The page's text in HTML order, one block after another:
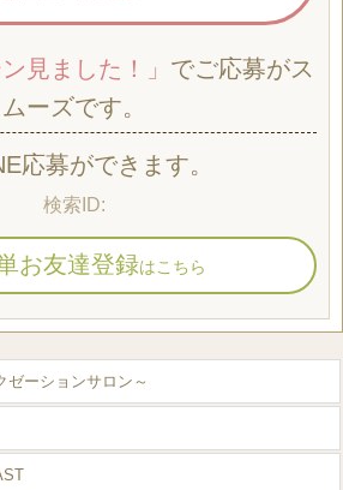
見ました！」 でご応募がス
ムーズです。
応募ができます。
お友達登録はこちら
ゼーションサロン～